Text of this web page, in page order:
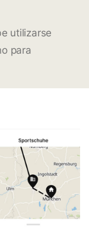
utilizarse
para